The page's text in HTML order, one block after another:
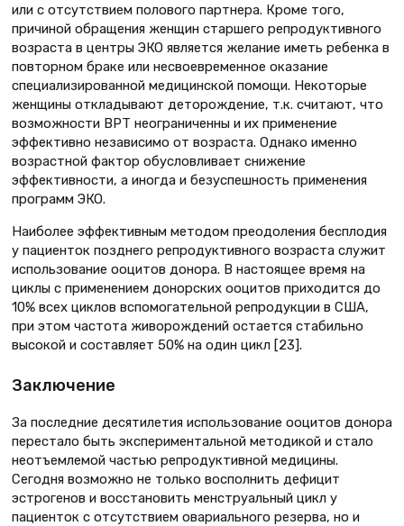
или с отсутствием полового партнера. Кроме того,
причиной обращения женщин старшего репродуктивного
возраста в центры ЭКО является желание иметь ребенка в
повторном браке или несвоевременное оказание
специализированной медицинской помощи. Некоторые
женщины откладывают деторождение, т.к. считают, что
возможности ВРТ неограниченны и их применение
эффективно независимо от возраста. Однако именно
возрастной фактор обусловливает снижение
эффективности, а иногда и безуспешность применения
программ ЭКО.
Наиболее эффективным методом преодоления бесплодия
у пациенток позднего репродуктивного возраста служит
использование ооцитов донора. В настоящее время на
циклы с применением донорских ооцитов приходится до
10% всех циклов вспомогательной репродукции в США,
при этом частота живорождений остается стабильно
высокой и составляет 50% на один цикл [23].
Заключение
За последние десятилетия использование ооцитов донора
перестало быть экспериментальной методикой и стало
неотъемлемой частью репродуктивной медицины.
Сегодня возможно не только восполнить дефицит
эстрогенов и восстановить менструальный цикл у
пациенток с отсутствием овариального резерва, но и